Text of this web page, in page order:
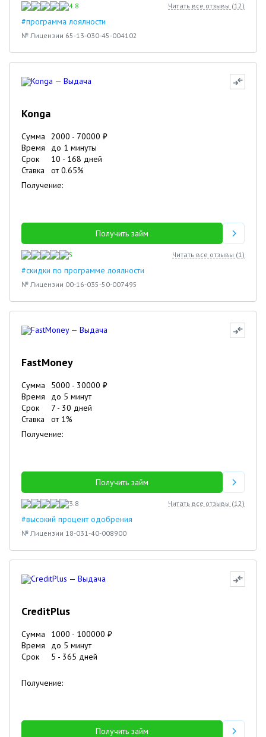
4.8 Читать все отзывы (12)
#программа лоялности
№ Лицензии 65-13-030-45-004102
Konga
Сумма 2000 - 70000 ₽
Время
до 1 минуты
Срок
10 - 168 дней
Ставка
от0.65%
Получение:
Получить займ
5 Читать все отзывы (1)
#скидки по программе лоялности
№ Лицензии 00-16-035-50-007495
FastMoney
Сумма 5000 - 30000 ₽
Время
до 5 минут
Срок
7 - 30 дней
Ставка
от 1%
Получение:
Получить займ
3.8 Читать все отзывы (12)
#высокий процент одобрения
№ Лицензии 18-031-40-008900
CreditPlus
Сумма 1000 - 100000 ₽
Время
до 5 минут
Срок
5 - 365 дней
Получение:
Получить займ